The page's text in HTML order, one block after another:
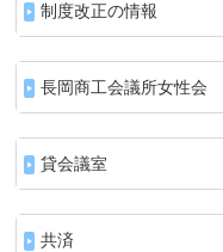
制度改正の情報
長岡商工会議所女性会
貸会議室
共済